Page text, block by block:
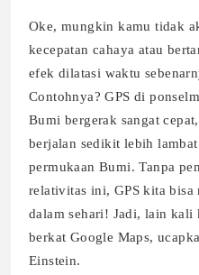
Oke, mungkin kamu tidak
kecepatan cahaya atau
efek dilatasi waktu
Contohnya? GPS di
Bumi bergerak sangat
berjalan sedikit lebih
permukaan Bumi. Tanpa
relativitas ini, GPS kita bisa
dalam sehari! Jadi, lain kali
berkat Google Maps,
Einstein.